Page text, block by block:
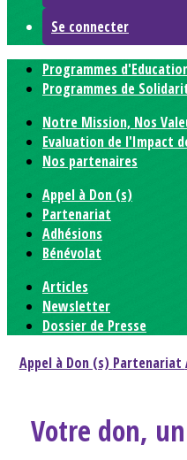
Se connecter
Programmes
Programmes de
Notre Mission, Nos
Evaluation de l'Impact
Nos partenaires
Appel à Don (s)
Partenariat
Adhésions
Bénévolat
Articles
Newsletter
Dossier de Presse
Appel à Don (s) Partenariat
Votre don,